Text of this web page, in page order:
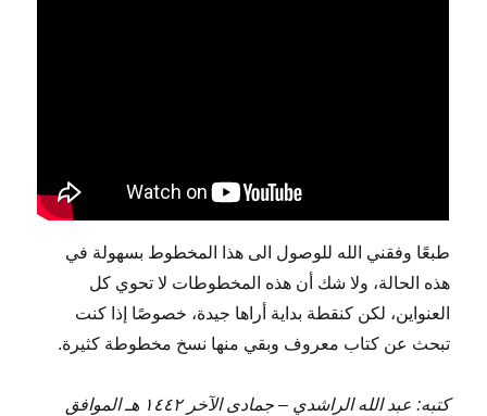
طبعًا وفقني الله للوصول الى هذا المخطوط بسهولة في
هذه الحالة، ولا شك أن هذه المخطوطات لا تحوي كل
العنواين، لكن كنقطة بداية أراها جيدة، خصوصًا إذا كنت
تبحث عن كتاب معروف وبقي منها نسخ مخطوطة كثيرة.
كتبه: عبد الله الراشدي – جمادى الآخر ١٤٤٢ هـ الموافق